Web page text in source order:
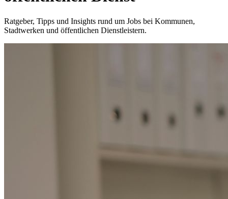
Ratgeber, Tipps und Insights rund um Jobs bei Kommunen,
Stadtwerken und öffentlichen Dienstleistern.